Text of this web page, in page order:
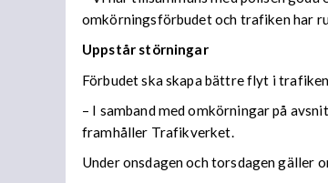
omkörningsförbudet och trafiken har
Uppstår störningar
Förbudet ska skapa bättre flyt i trafiken.
– I samband med omkörningar på
framhåller Trafikverket.
Under onsdagen och torsdagen gäller